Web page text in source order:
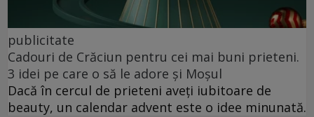
publicitate
Cadouri de Crăciun pentru cei mai buni prieteni.
3 idei pe care o să le adore și Moșul
Dacă în cercul de prieteni aveți iubitoare de
beauty, un calendar advent este o idee minunată.